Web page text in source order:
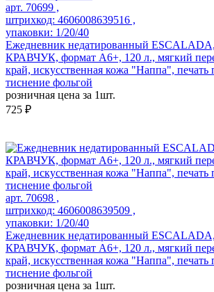
арт. 70699 ,
штрихкод: 4606008639516 ,
упаковки: 1/20/40
Ежедневник недатированный
КРАВЧУК, формат А6+, 120 л., мягкий
край, искусственная кожа "Наппа", печать
тиснение фольгой
розничная цена за 1шт.
725 ₽
арт. 70698 ,
штрихкод: 4606008639509 ,
упаковки: 1/20/40
Ежедневник недатированный
КРАВЧУК, формат А6+, 120 л., мягкий
край, искусственная кожа "Наппа", печать
тиснение фольгой
розничная цена за 1шт.